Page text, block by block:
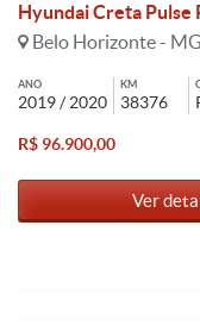
Hyundai Creta Pulse
Belo Horizonte - MG
ANO
2019 / 2020
KM
38376
R$ 96.900,00
Ver